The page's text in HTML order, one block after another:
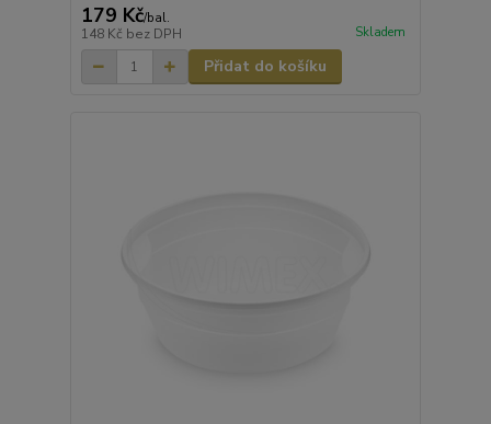
179 Kč/bal.
148 Kč bez DPH Skladem
Přidat do košíku